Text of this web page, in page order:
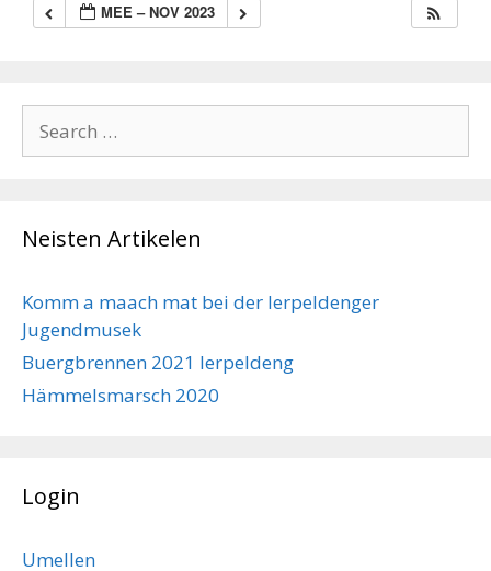
MEE – NOV 2023
for:
Neisten Artikelen
Komm a maach mat bei der Ierpeldenger
Jugendmusek
Buergbrennen 2021 Ierpeldeng
Hämmelsmarsch 2020
Login
Umellen